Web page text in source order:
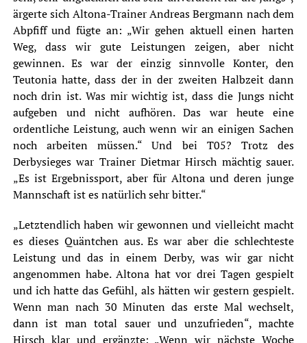
ärgerte sich Altona-Trainer Andreas Bergmann nach dem
Abpfiff und fügte an: „Wir gehen aktuell einen harten
Weg, dass wir gute Leistungen zeigen, aber nicht
gewinnen. Es war der einzig sinnvolle Konter, den
Teutonia hatte, dass der in der zweiten Halbzeit dann
noch drin ist. Was mir wichtig ist, dass die Jungs nicht
aufgeben und nicht aufhören. Das war heute eine
ordentliche Leistung, auch wenn wir an einigen Sachen
noch arbeiten müssen.“ Und bei T05? Trotz des
Derbysieges war Trainer Dietmar Hirsch mächtig sauer.
„Es ist Ergebnissport, aber für Altona und deren junge
Mannschaft ist es natürlich sehr bitter.“
„Letztendlich haben wir gewonnen und vielleicht macht
es dieses Quäntchen aus. Es war aber die schlechteste
Leistung und das in einem Derby, was wir gar nicht
angenommen habe. Altona hat vor drei Tagen gespielt
und ich hatte das Gefühl, als hätten wir gestern gespielt.
Wenn man nach 30 Minuten das erste Mal wechselt,
dann ist man total sauer und unzufrieden“, machte
Hirsch klar und ergänzte: „Wenn wir nächste Woche